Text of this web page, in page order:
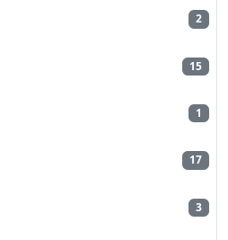
2
15
1
17
3